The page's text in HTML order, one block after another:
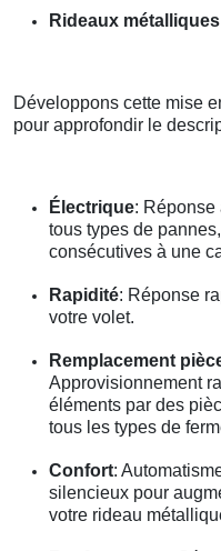
Rideaux
Développons cette mise
pour approfondir le
Électrique: Réponse
tous types de
consécutives à une
Rapidité: Réponse
votre volet.
Remplacement
Approvisionnement
éléments par des
tous les types de
Confort:
silencieux pour
votre rideau